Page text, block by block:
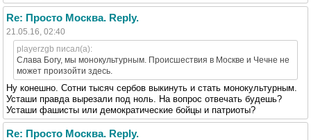
Re: Просто Москва. Reply.
21.05.16, 02:40
playerzgb писал(а):
Слава Богу, мы монокультурным. Происшествия в Москве и Чечне не
может произойти здесь.
Ну конешно. Сотни тысяч сербов выкинуть и стать монокультурным.
Усташи правда вырезали под ноль. На вопрос отвечать будешь?
Усташи фашисты или демократические бойцы и патриоты?
Re: Просто Москва. Reply.